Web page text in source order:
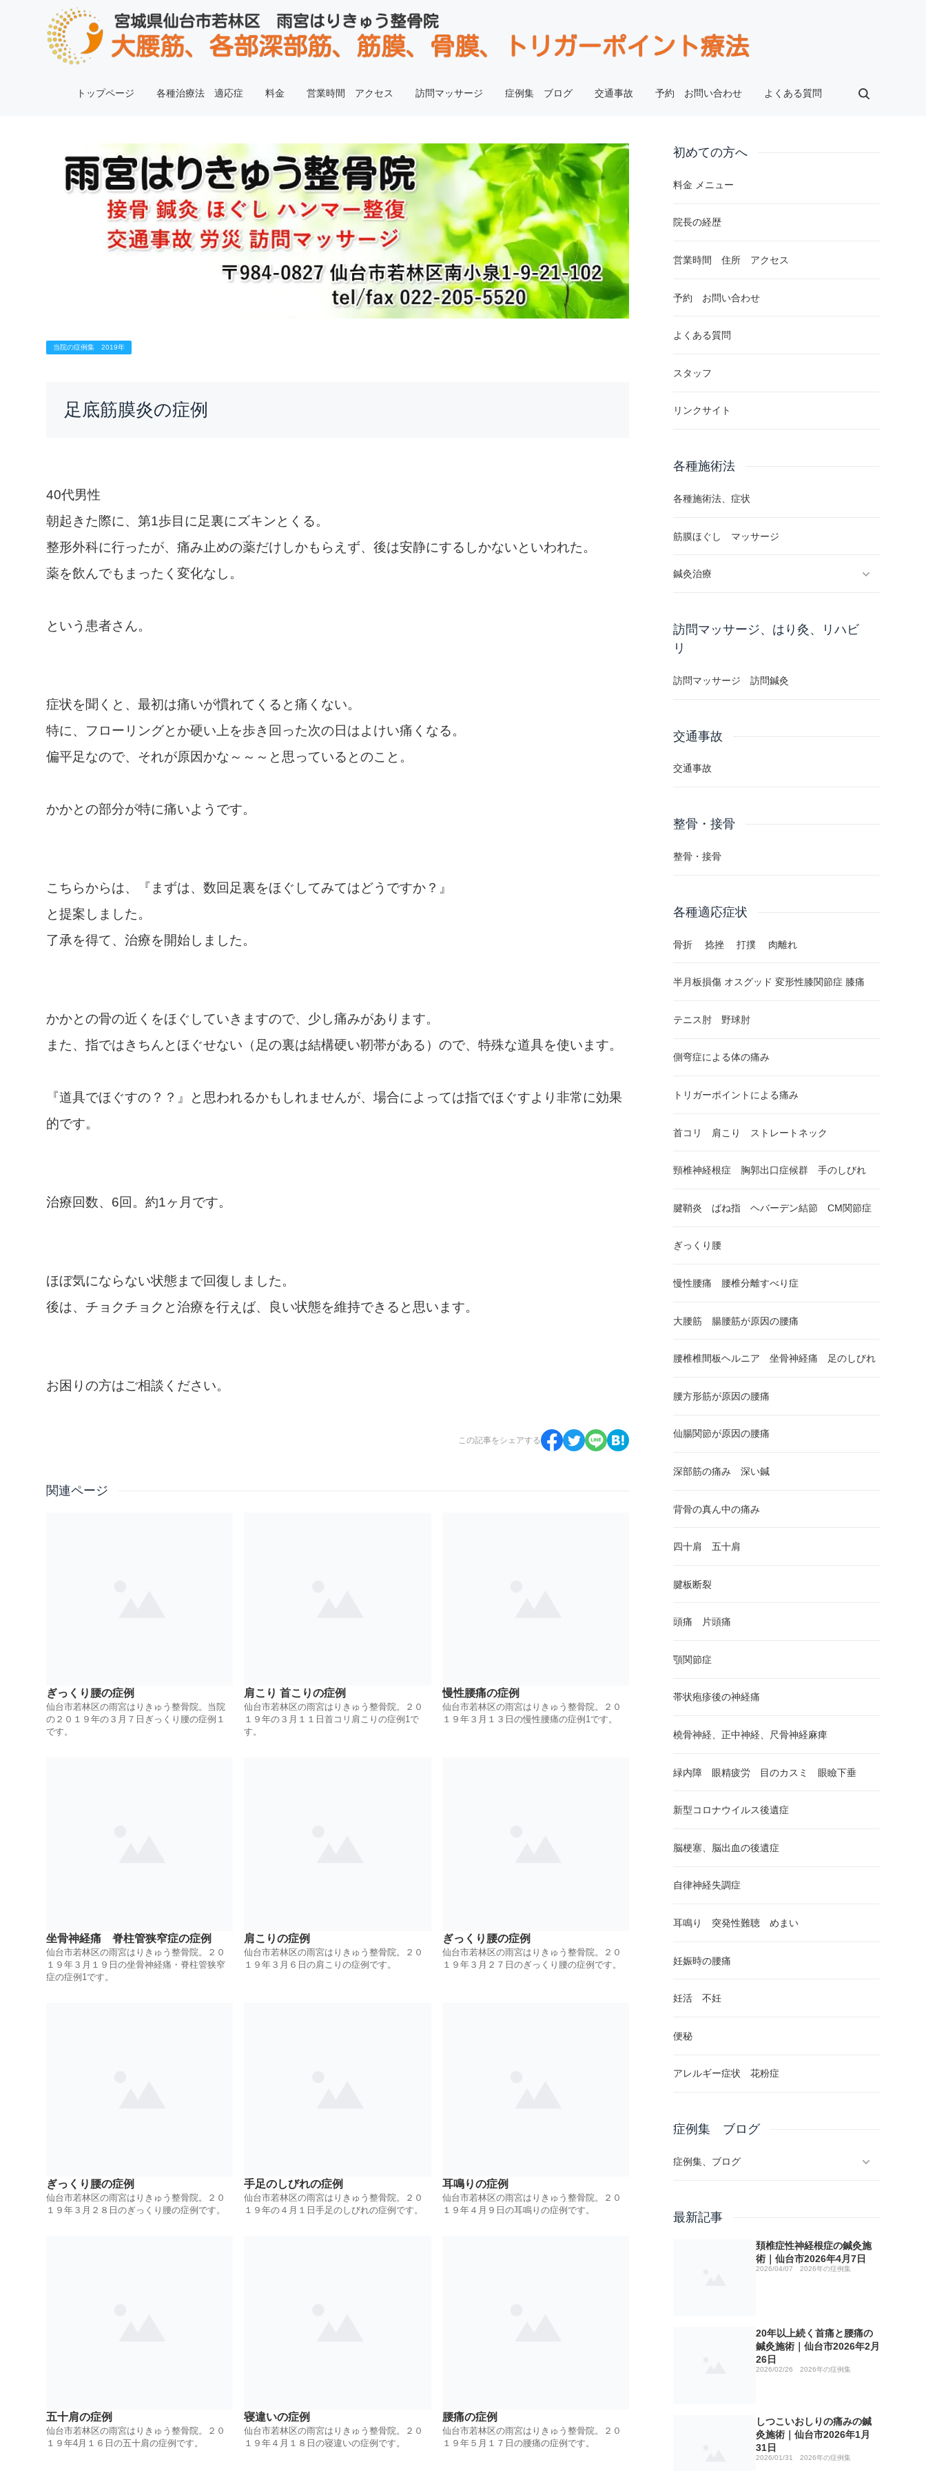
トップページ 各種治療法 適応症 料金 営業時間 アクセス 訪問マッサージ 症例集 ブログ 交通事故 予約 お問い合わせ よくある質問
当院の症例集 2019年
足底筋膜炎の症例
40代男性
朝起きた際に、第1歩目に足裏にズキンとくる。
整形外科に行ったが、痛み止めの薬だけしかもらえず、後は安静にするしかないといわれた。
薬を飲んでもまったく変化なし。
という患者さん。
症状を聞くと、最初は痛いが慣れてくると痛くない。
特に、フローリングとか硬い上を歩き回った次の日はよけい痛くなる。
偏平足なので、それが原因かな～～～と思っているとのこと。
かかとの部分が特に痛いようです。
こちらからは、『まずは、数回足裏をほぐしてみてはどうですか？』
と提案しました。
了承を得て、治療を開始しました。
かかとの骨の近くをほぐしていきますので、少し痛みがあります。
また、指ではきちんとほぐせない（足の裏は結構硬い靭帯がある）ので、特殊な道具を使います。
『道具でほぐすの？？』と思われるかもしれませんが、場合によっては指でほぐすより非常に効果
的です。
治療回数、6回。約1ヶ月です。
ほぼ気にならない状態まで回復しました。
後は、チョクチョクと治療を行えば、良い状態を維持できると思います。
お困りの方はご相談ください。
この記事をシェアする
関連ページ
ぎっくり腰の症例
仙台市若林区の雨宮はりきゅう整骨院。当院
の２０１９年の３月７日ぎっくり腰の症例１
です。
肩こり 首こりの症例
仙台市若林区の雨宮はりきゅう整骨院。２０
１９年の３月１１日首コリ肩こりの症例1で
す。
慢性腰痛の症例
仙台市若林区の雨宮はりきゅう整骨院。２０
１９年３月１３日の慢性腰痛の症例1です。
坐骨神経痛 脊柱管狭窄症の症例
仙台市若林区の雨宮はりきゅう整骨院。２０
１９年３月１９日の坐骨神経痛・脊柱管狭窄
症の症例1です。
肩こりの症例
仙台市若林区の雨宮はりきゅう整骨院。２０
１９年３月６日の肩こりの症例です。
ぎっくり腰の症例
仙台市若林区の雨宮はりきゅう整骨院。２０
１９年３月２７日のぎっくり腰の症例です。
ぎっくり腰の症例
仙台市若林区の雨宮はりきゅう整骨院。２０
１９年３月２８日のぎっくり腰の症例です。
手足のしびれの症例
仙台市若林区の雨宮はりきゅう整骨院。２０
１９年の４月１日手足のしびれの症例です。
耳鳴りの症例
仙台市若林区の雨宮はりきゅう整骨院。２０
１９年４月９日の耳鳴りの症例です。
五十肩の症例
仙台市若林区の雨宮はりきゅう整骨院。２０
１９年4月１６日の五十肩の症例です。
寝違いの症例
仙台市若林区の雨宮はりきゅう整骨院。２０
１９年４月１８日の寝違いの症例です。
腰痛の症例
仙台市若林区の雨宮はりきゅう整骨院。２０
１９年５月１７日の腰痛の症例です。
初めての方へ
料金 メニュー
院長の経歴
営業時間 住所 アクセス
予約 お問い合わせ
よくある質問
スタッフ
リンクサイト
各種施術法
各種施術法、症状
筋膜ほぐし マッサージ
鍼灸治療
長い鍼 太い鍼 深い鍼
ハンマー整復 整体
訪問マッサージ、はり灸、リハビ
リ
訪問マッサージ 訪問鍼灸
交通事故
交通事故
整骨・接骨
整骨・接骨
各種適応症状
骨折 捻挫 打撲 肉離れ
半月板損傷 オスグッド 変形性膝関節症 膝痛
テニス肘 野球肘
側弯症による体の痛み
トリガーポイントによる痛み
首コリ 肩こり ストレートネック
頸椎神経根症 胸郭出口症候群 手のしびれ
腱鞘炎 ばね指 ヘバーデン結節 CM関節症
ぎっくり腰
慢性腰痛 腰椎分離すべり症
大腰筋 腸腰筋が原因の腰痛
腰椎椎間板ヘルニア 坐骨神経痛 足のしびれ
腰方形筋が原因の腰痛
仙腸関節が原因の腰痛
深部筋の痛み 深い鍼
背骨の真ん中の痛み
四十肩 五十肩
腱板断裂
頭痛 片頭痛
顎関節症
帯状疱疹後の神経痛
橈骨神経、正中神経、尺骨神経麻痺
緑内障 眼精疲労 目のカスミ 眼瞼下垂
新型コロナウイルス後遺症
脳梗塞、脳出血の後遺症
自律神経失調症
耳鳴り 突発性難聴 めまい
妊娠時の腰痛
妊活 不妊
便秘
アレルギー症状 花粉症
症例集 ブログ
症例集、ブログ
No2 リウマチの鍼灸治療について
No4 ゴリゴリ揉んで効きますか！？
No6 治療費が高い治療院が増えている理
しつこいおしりの痛みの鍼灸施術｜仙台市
20年以上続く首痛と腰痛の鍼灸施術｜仙台
市2026年2月26日
仙骨部（骨盤部）の痛みの鍼灸施術｜仙台
頸椎ヘルニアのしびれ、痛みの鍼灸施術｜
仙台市2025年2月27日
坐骨神経痛の鍼灸施術｜仙台市2024年2月
ゴリゴリいう膝の痛み 2024年3月17日
当院の症例集 2023年
ふくらはぎ痛 2023年1月23日
五十肩のその後 ２０２２年２月２日
五十肩（上腕二頭筋腱損傷）のその後 ２
当院の症例集 2021年
ぎっくり腰の症例
当院の症例集 2020年
最新記事
頚椎症性神経根症の鍼灸施
術｜仙台市2026年4月7日
2026/04/07 2026年の症例集
20年以上続く首痛と腰痛の
鍼灸施術｜仙台市2026年2月
26日
2026/02/26 2026年の症例集
しつこいおしりの痛みの鍼
灸施術｜仙台市2026年1月
31日
2026/01/31 2026年の症例集